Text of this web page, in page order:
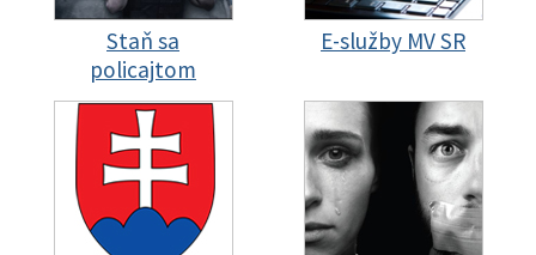
Staň sa
policajtom
E-služby MV SR